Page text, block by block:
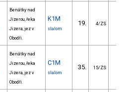
Benátky nad
Jizerou, řeka
Jizera, jez v
Obodři.
K1M
slalom
19. 4/ZS
Benátky nad
Jizerou, řeka
Jizera, jez v
Obodři.
C1M
slalom
35. 15/ZS